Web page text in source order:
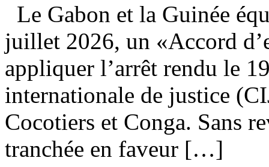
Le Gabon et la Guinée
juillet 2026, un «Accord
appliquer l’arrêt rendu le
internationale de justice
Cocotiers et Conga. Sans
tranchée en faveur […]